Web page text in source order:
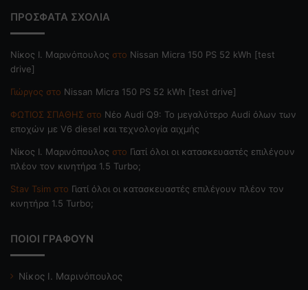
ΠΡΟΣΦΑΤΑ ΣΧΟΛΙΑ
Nίκος Ι. Mαρινόπουλος στο Nissan Micra 150 PS 52 kWh [test
drive]
Γιώργος στο Nissan Micra 150 PS 52 kWh [test drive]
ΦΩΤΙΟΣ ΣΠΑΘΗΣ στο Νέο Audi Q9: Το μεγαλύτερο Audi όλων των
εποχών με V6 diesel και τεχνολογία αιχμής
Nίκος Ι. Mαρινόπουλος στο Γιατί όλοι οι κατασκευαστές επιλέγουν
πλέον τον κινητήρα 1.5 Turbo;
Stav Tsim στο Γιατί όλοι οι κατασκευαστές επιλέγουν πλέον τον
κινητήρα 1.5 Turbo;
ΠΟΙΟΙ ΓΡΑΦΟΥΝ
Νίκος Ι. Μαρινόπουλος